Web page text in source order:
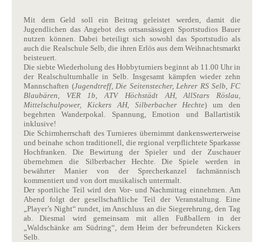
Mit dem Geld soll ein Beitrag geleistet werden, damit die
Jugendlichen das Angebot des ortsansässigen Sportstudios Bauer
nutzen können. Dabei beteiligt sich sowohl das Sportstudio als
auch die Realschule Selb, die ihren Erlös aus dem Weihnachtsmarkt
beisteuert.
Die siebte Wiederholung des Hobbyturniers beginnt ab 11.00 Uhr in
der Realschulturnhalle in Selb. Insgesamt kämpfen wieder zehn
Mannschaften (Jugendtreff, Die Seitenstecher, Lehrer RS Selb, FC
Blaubären, VER 1b, ATV Höchstädt AH, AllStars Röslau,
Mittelschulpower, Kickers AH, Silberbacher Hechte) um den
begehrten Wanderpokal. Spannung, Emotion und Ballartistik
inklusive!
Die Schirmherrschaft des Turnieres übernimmt dankenswerterweise
und beinahe schon traditionell, die regional verpflichtete Sparkasse
Hochfranken. Die Bewirtung der Spieler und der Zuschauer
übernehmen die Silberbacher Hechte. Die Spiele werden in
bewährter Manier von der Sprecherkanzel fachmännisch
kommentiert und von dort musikalisch untermalt.
Der sportliche Teil wird den Vor- und Nachmittag einnehmen. Am
Abend folgt der gesellschaftliche Teil der Veranstaltung. Eine
„Player’s Night“ rundet, im Anschluss an die Siegerehrung, den Tag
ab. Diesmal wird gemeinsam mit allen Fußballern in der
„Waldschänke am Südring“, dem Heim der befreundeten Kickers
Selb.